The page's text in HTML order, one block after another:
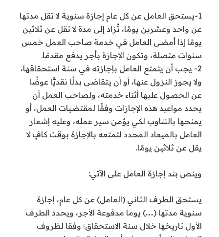
1-يستحق العامل عن كل عام إجازة سنوية لا تقل مدتها
عن واحد وعشرين يومًا، تُزاد إلى مدة لا تقل عن ثلاثين
يومًا إذا أمضى العامل في خدمة صاحب العمل خمس
سنوات متصلة، وتكون الإجازة بأجر يدفع مقدمًا.
2- يجب أن يتمتع العامل بإجازته في سنة استحقاقها،
ولا يجوز النزول عنها، أو أن يتقاضى بدلًا نقديًّا عوضًا
عن الحصول عليها أثناء خدمته، ولصاحب العمل أن
يحدد مواعيد هذه الإجازات وفقًا لمقتضيات العمل، أو
يمنحها بالتناوب لكي يؤمن سير عمله، وعليه إشعار
العامل بالميعاد المحدد لتمتعه بالإجازة بوقت كافٍ لا
يقل عن ثلاثين يومًا.
وينص بند إجازة العامل على الآتي:
يستحق الطرف الثاني (العامل) عن كل عام، إجازة
سنوية مدتها (…..) يوما مدفوعة الأجر، ويحدد الطرف
الأول تاريخها خلال سنة الاستحقاق؛ وفقا لظروف